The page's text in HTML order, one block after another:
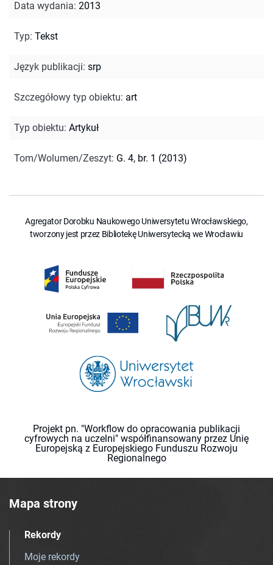
Data wydania: 2013
Typ: Tekst
Język publikacji: srp
Szczegółowy typ obiektu: art
Typ obiektu: Artykuł
Tom/Wolumen/Zeszyt: G. 4, br. 1 (2013)
Agregator Dorobku Naukowego Uniwersytetu Wrocławskiego,
tworzony jest przez Bibliotekę Uniwersytecką we Wrocławiu
Projekt pn. "Workflow do opracowania publikacji
cyfrowych na uczelni" współfinansowany przez Unię
Europejską z Europejskiego Funduszu Rozwoju
Regionalnego
Mapa strony
Rekordy
Moje rekordy